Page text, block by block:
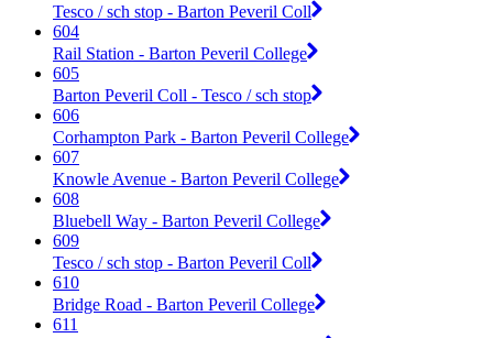
Tesco / sch stop - Barton Peveril Coll
604
Rail Station - Barton Peveril College
605
Barton Peveril Coll - Tesco / sch stop
606
Corhampton Park - Barton Peveril College
607
Knowle Avenue - Barton Peveril College
608
Bluebell Way - Barton Peveril College
609
Tesco / sch stop - Barton Peveril Coll
610
Bridge Road - Barton Peveril College
611